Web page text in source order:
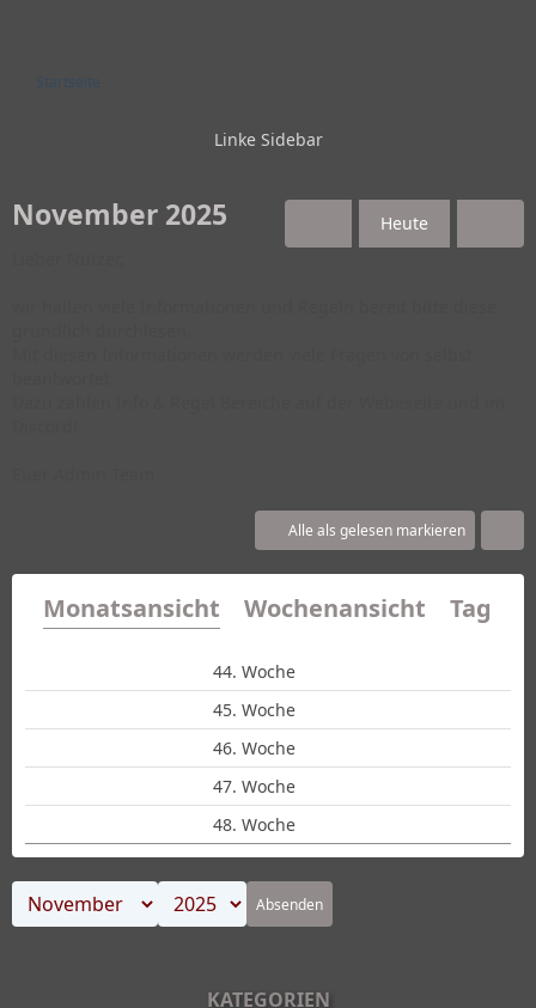
Startseite
November 2025
Heute
Alle als gelesen markieren
Monatsansicht Wochenansicht
44. Woche
45. Woche
46. Woche
47. Woche
48. Woche
Absenden
KATEGORIEN